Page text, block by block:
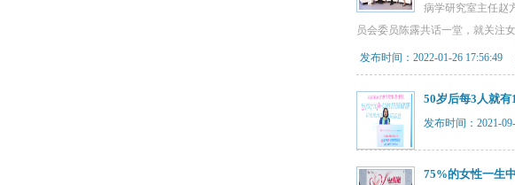
病学研究室主任赵
员会委员陈露共话一堂，就关注
发布时间：2022-01-26
50岁后每3人就
发布时间：2021-
75%的女性一生